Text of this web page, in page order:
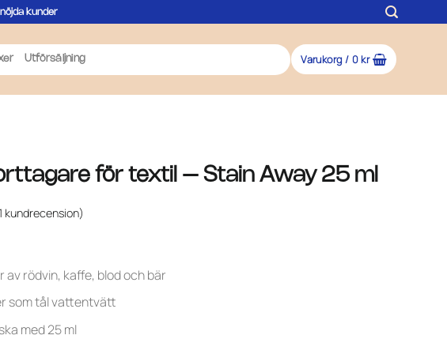
kunder
Utförsäljning Varukorg / 0kr
för textil – Stain Away 25 ml
kundrecension)
av rödvin, kaffe, blod och bär
som tål vattentvätt
med 25 ml